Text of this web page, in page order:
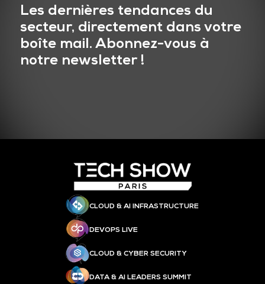
Les dernières tendances du
secteur, directement dans votre
boîte mail. Abonnez-vous à
notre newsletter !
CLOUD & AI INFRASTRUCTURE
DEVOPS LIVE
CLOUD & CYBER SECURITY
DATA & AI LEADERS SUMMIT